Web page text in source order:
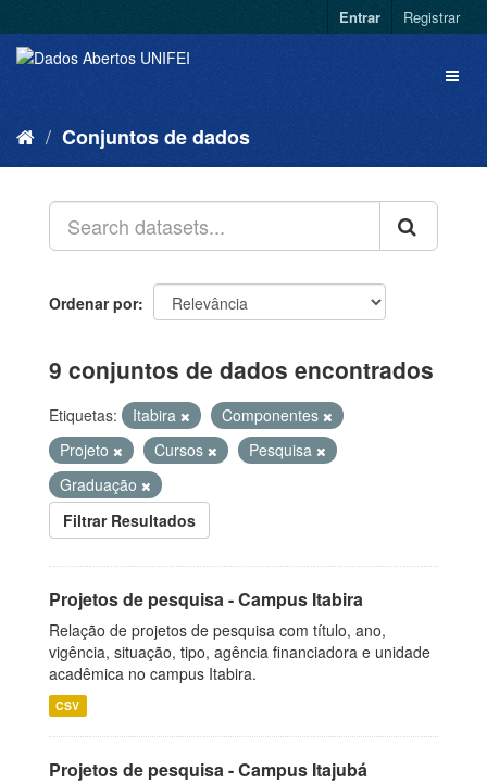
Entrar Registrar
Conjuntos de dados
Ordenar por
9 conjuntos de dados encontrados
Etiquetas: Itabira
Componentes
Projeto
Cursos
Pesquisa
Graduação
Filtrar Resultados
Projetos de pesquisa - Campus Itabira
Relação de projetos de pesquisa com título, ano,
vigência, situação, tipo, agência financiadora e unidade
acadêmica no campus Itabira.
CSV
Projetos de pesquisa - Campus Itajubá